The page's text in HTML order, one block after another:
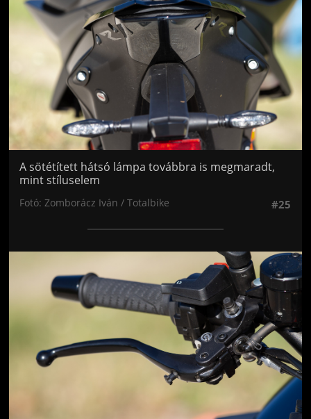
A sötétített hátsó lámpa továbbra is megmaradt,
mint stíluselem
Fotó: Zomborácz Iván / Totalbike #25
Jön még kép!